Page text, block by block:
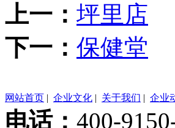
上一： 坪里店
下一： 保健堂
网站首页 | 企业文化 | 关于我们 | 企业
电话： 400-